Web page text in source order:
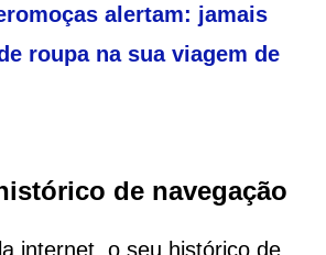
alertam: jamais
roupa na sua viagem de
de navegação
internet, o seu histórico de